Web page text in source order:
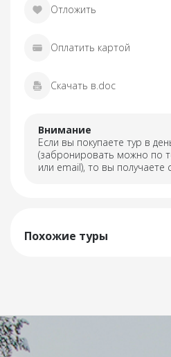
Отложить
Оплатить картой
Скачать в.doc
Внимание
Если вы покупаете тур в
(забронировать можно по
или email), то вы получаете
Похожие туры